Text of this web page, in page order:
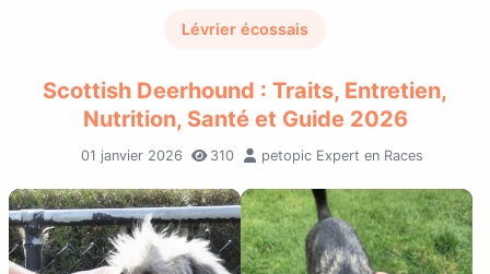
Lévrier écossais
Scottish Deerhound : Traits, Entretien,
Nutrition, Santé et Guide 2026
01 janvier 2026 310 petopic Expert en Races